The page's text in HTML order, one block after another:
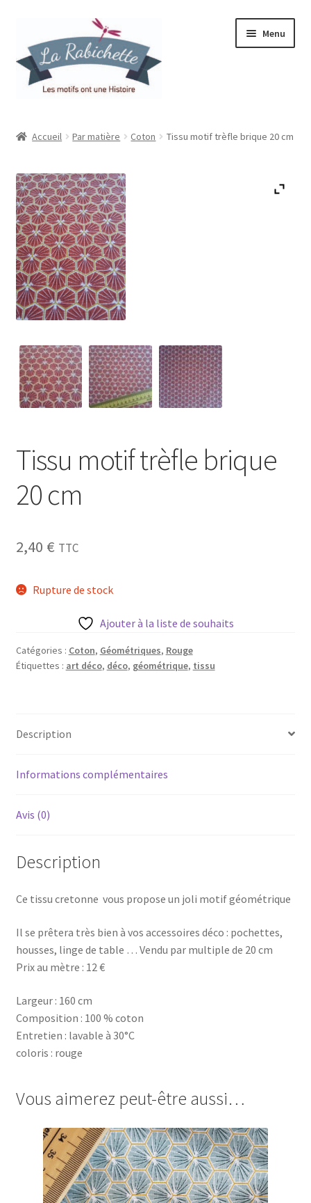
la
navigation
contenu
Menu
Ma liste de souhaits
Mon espace
Mon compte
Panier
Wishlist
Paiement
Panier
Plan du site
#6710 (pas de titre)
Qui suis je ?
Livraison
Mentions légales
Accueil Par matière Coton Tissu motif trèfle brique 20 cm
Tissu motif trèfle brique
20 cm
2,40 € TTC
Rupture de stock
Ajouter à la liste de souhaits
Catégories : Coton, Géométriques, Rouge
Étiquettes : art déco, déco, géométrique, tissu
Description
Informations complémentaires
Avis (0)
Description
Ce tissu cretonne vous propose un joli motif géométrique
Il se prêtera très bien à vos accessoires déco : pochettes,
housses, linge de table … Vendu par multiple de 20 cm
Prix au mètre : 12 €
Largeur : 160 cm
Composition : 100 % coton
Entretien : lavable à 30°C
coloris : rouge
Vous aimerez peut-être aussi…